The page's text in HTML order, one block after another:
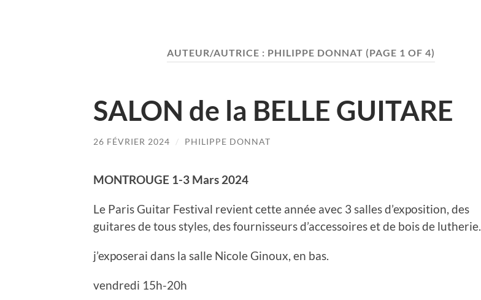
AUTEUR/AUTRICE : PHILIPPE DONNAT (PAGE 1 OF 4)
SALON de la BELLE GUITARE
26 FÉVRIER 2024 / PHILIPPE DONNAT
MONTROUGE 1-3 Mars 2024
Le Paris Guitar Festival revient cette année avec 3 salles d’exposition, des
guitares de tous styles, des fournisseurs d’accessoires et de bois de lutherie.
j’exposerai dans la salle Nicole Ginoux, en bas.
vendredi 15h-20h